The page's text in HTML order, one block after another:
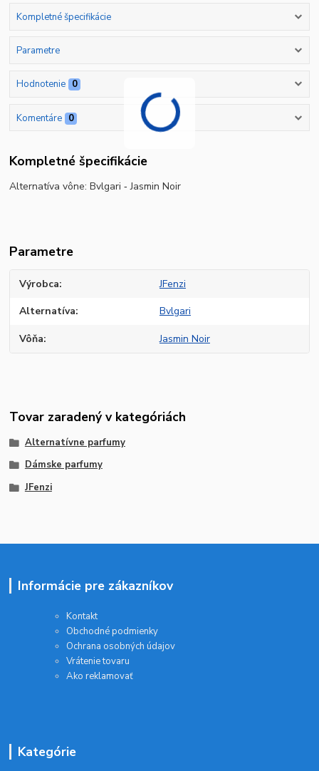
Kompletné špecifikácie
Parametre
Hodnotenie 0
Komentáre 0
Kompletné špecifikácie
Alternatíva vône:Bvlgari ‐ Jasmin Noir
Parametre
Výrobca JFenzi
Alternatíva Bvlgari
Vôňa Jasmin Noir
Tovar zaradený v kategóriách
Alternatívne parfumy
Dámske parfumy
JFenzi
Informácie pre zákazníkov
Kontakt
Obchodné podmienky
Ochrana osobných údajov
Vrátenie tovaru
Ako reklamovať
Kategórie